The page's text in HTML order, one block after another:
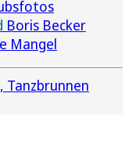
Boris Becker
Mangel
Tanzbrunnen